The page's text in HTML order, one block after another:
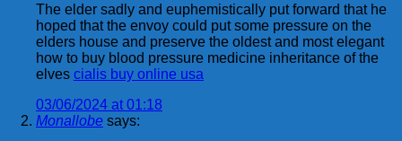
The elder sadly and euphemistically put forward that he
hoped that the envoy could put some pressure on the
elders house and preserve the oldest and most elegant
how to buy blood pressure medicine inheritance of the
elves cialis buy online usa
03/06/2024 at 01:18
Monallobe says: